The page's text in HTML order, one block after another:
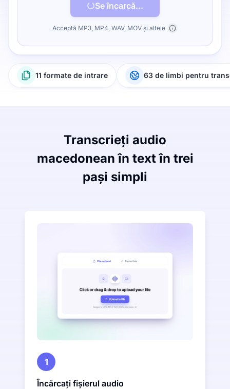
Se încarcă...
Acceptă MP3, MP4, WAV, MOV și altele
11 formate de intrare 63 de limbi pentru
Transcrieți audio
macedonean în text în trei
pași simpli
1
Încărcați fișierul audio